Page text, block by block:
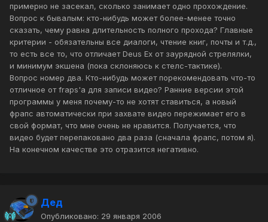
примерно не засекал, сколько занимает одно прохождение.
Вопрос к бывалым: кто-нибудь может более-менее точно
сказать, чему равна длительность полного прохода? Главные
критерии - обязательны все диалоги, чтение книг, почты и т.д.,
то есть все то, что отличает Deus Ex от заурядной стрелялки,
и минимум экшена (пока склоняюсь к стелс-тактике).
Вопрос номер два. Кто-нибудь может порекомендовать что-то
отличное от fraps'а для записи видео? Ранние версии этой
программы у меня почему-то не хотят ставиться, а новый
фрапс автоматически при захвате видео пережимает его в
свой формат, что мне очень не нравится. Получается, что
видео будет перепаковано два раза (сначала фрапс, потом я).
На конечном качестве это отразится негативно.
Дед
Опубликовано: 29 января 2006